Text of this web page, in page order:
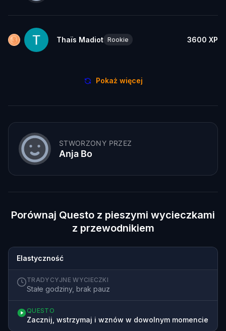
Thaïs Madiot Rookie 3600 XP
Pokaż więcej
STWORZONY PRZEZ
Anja Bo
Porównaj Questo z pieszymi wycieczkami
z przewodnikiem
Elastyczność
TRADYCYJNE WYCIECZKI
Stałe godziny, brak pauz
QUESTO
Zacznij, wstrzymaj i wznów w dowolnym momencie